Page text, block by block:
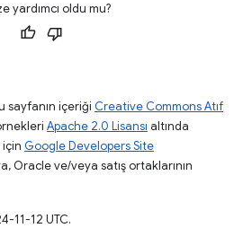
yardımcı oldu mu?
sayfanın içeriği Creative Commons Atıf
Apache 2.0 Lisansı altında
için Google Developers Site
Oracle ve/veya satış ortaklarının
11-12 UTC.